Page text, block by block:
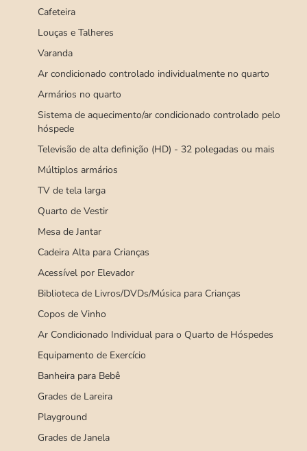
Cafeteira
Louças e Talheres
Varanda
Ar condicionado controlado individualmente no quarto
Armários no quarto
Sistema de aquecimento/ar condicionado controlado pelo
hóspede
Televisão de alta definição (HD) - 32 polegadas ou mais
Múltiplos armários
TV de tela larga
Quarto de Vestir
Mesa de Jantar
Cadeira Alta para Crianças
Acessível por Elevador
Biblioteca de Livros/DVDs/Música para Crianças
Copos de Vinho
Ar Condicionado Individual para o Quarto de Hóspedes
Equipamento de Exercício
Banheira para Bebê
Grades de Lareira
Playground
Grades de Janela